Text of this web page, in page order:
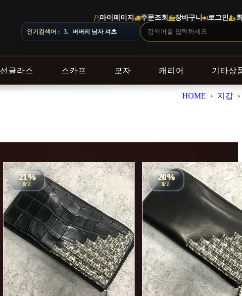
마이페이지 주문조회 장바구니 로그인
인기검색어 : 3. 버버리 남자 셔츠
선글라스 스카프 모자 캐리어 기타상
HOME › 지갑 ›
21%
할인
20%
할인